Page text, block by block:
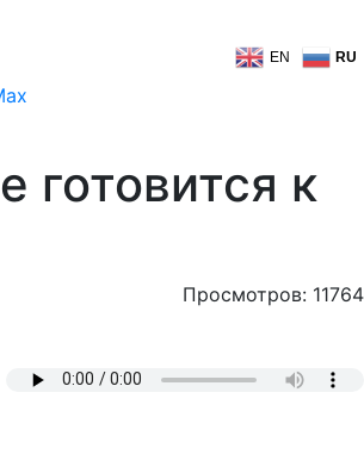
EN RU
готовится к
Просмотров: 11764